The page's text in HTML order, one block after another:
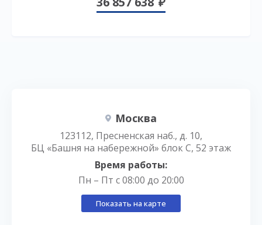
Москва
123112, Пресненская наб., д. 10,
БЦ «Башня на набережной» блок С, 52 этаж
Время работы:
Пн – Пт с 08:00 до 20:00
Показать на карте